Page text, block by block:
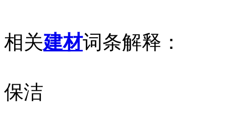
相关建材词条解释：
保洁